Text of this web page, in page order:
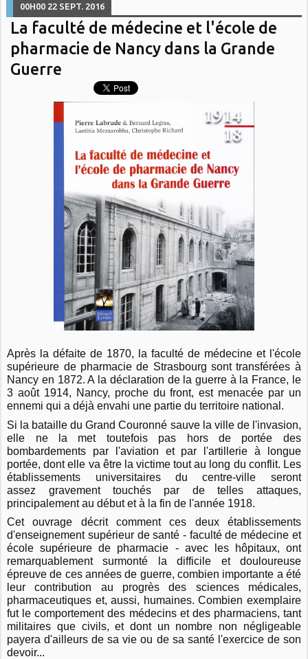
00H00 22 SEPT. 2016
La faculté de médecine et l'école de
pharmacie de Nancy dans la Grande
Guerre
Après la défaite de 1870, la faculté de médecine et l'école
supérieure de pharmacie de Strasbourg sont transférées à
Nancy en 1872. A la déclaration de la guerre à la France, le
3 août 1914, Nancy, proche du front, est menacée par un
ennemi qui a déjà envahi une partie du territoire national.
Si la bataille du Grand Couronné sauve la ville de l'invasion,
elle ne la met toutefois pas hors de portée des
bombardements par l'aviation et par l'artillerie à longue
portée, dont elle va être la victime tout au long du conflit. Les
établissements universitaires du centre-ville seront
assez gravement touchés par de telles attaques,
principalement au début et à la fin de l'année 1918.
Cet ouvrage décrit comment ces deux établissements
d'enseignement supérieur de santé - faculté de médecine et
école supérieure de pharmacie - avec les hôpitaux, ont
remarquablement surmonté la difficile et douloureuse
épreuve de ces années de guerre, combien importante a été
leur contribution au progrès des sciences médicales,
pharmaceutiques et, aussi, humaines. Combien exemplaire
fut le comportement des médecins et des pharmaciens, tant
militaires que civils, et dont un nombre non négligeable
payera d'ailleurs de sa vie ou de sa santé l'exercice de son
devoir...